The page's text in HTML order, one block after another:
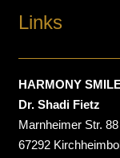
Links
HARMONY
Dr. Shadi Fietz
Marnheimer Str. 88
67292